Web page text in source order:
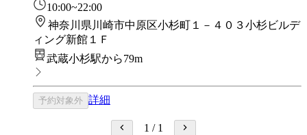
10:00~22:00
神奈川県川崎市中原区小杉町１－４０３小杉ビルデ
ィング新館１Ｆ
武蔵小杉駅から79m
予約対象外 詳細
1 / 1